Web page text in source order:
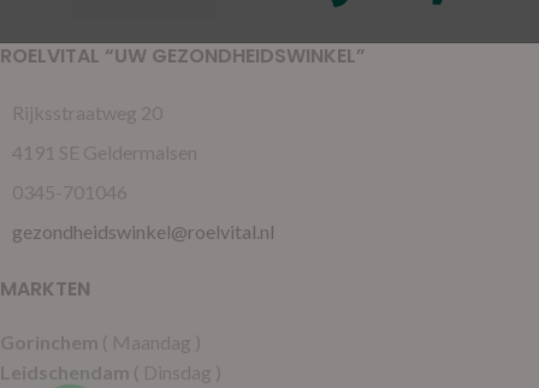
ROELVITAL “UW GEZONDHEIDSWINKEL”
Rijksstraatweg 20
4191 SE Geldermalsen
0345-701046
gezondheidswinkel@roelvital.nl
MARKTEN
Gorinchem ( Maandag )
Leidschendam ( Dinsdag )